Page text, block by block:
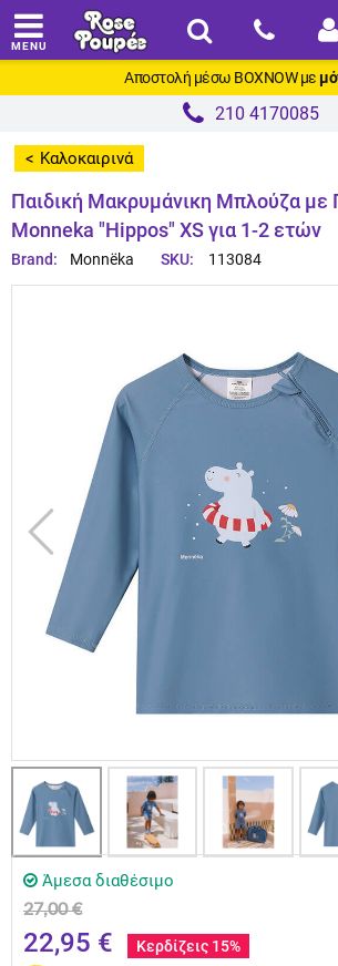
Αποστολή μέσω BOXNOWμε
MENU
210 4170085
Καλοκαιρινά
Παιδική Μακρυμάνικη Μπλούζα με
Monneka "Hippos" XS για 1-2 ετών
Brand: Monnëka SKU: 113084
Άμεσα διαθέσιμο
27,00 €
22,95 € Κερδίζεις 15%